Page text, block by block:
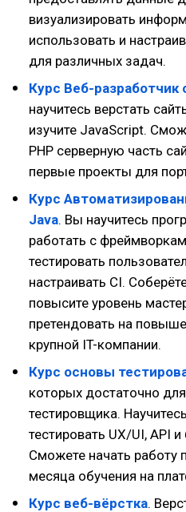
визуализировать
использовать и
для различных задач.
Курс Веб-разработчик
научитесь верстать
изучите JavaScript.
PHP серверную часть
первые проекты для
Курс
Java. Вы научитесь
работать с
тестировать
настраивать CI.
повысите уровень
претендовать на
крупной IT-компании.
Курс основы
которых достаточно
тестировщика.
тестировать UX/UI, API
Сможете начать работу
месяца обучения на
Курс веб-вёрстка.